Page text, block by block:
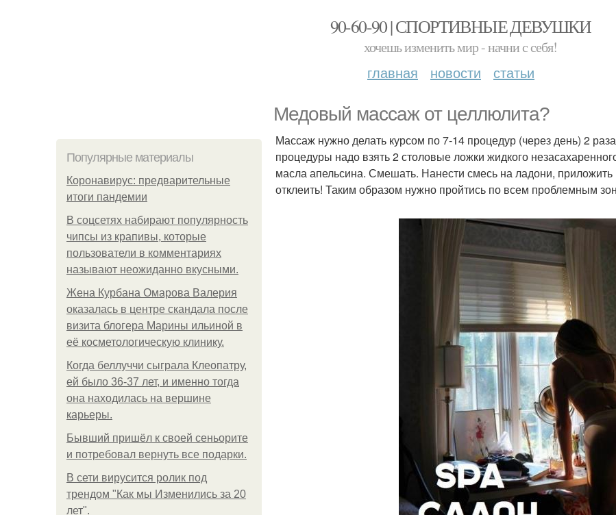
90-60-90 | СПОРТИВНЫЕ ДЕВУШКИ
хочешь изменить мир - начни с себя!
главная новости статьи
Медовый массаж от целлюлита?
Популярные материалы
Коронавирус: предварительные
итоги пандемии
В соцсетях набирают популярность
чипсы из крапивы, которые
пользователи в комментариях
называют неожиданно вкусными.
Жена Курбана Омарова Валерия
оказалась в центре скандала после
визита блогера Марины ильиной в
её косметологическую клинику.
Когда беллуччи сыграла Клеопатру,
ей было 36-37 лет, и именно тогда
она находилась на вершине
карьеры.
Бывший пришёл к своей сеньорите
и потребовал вернуть все подарки.
В сети вирусится ролик под
трендом "Как мы Изменились за 20
лет".
Массаж нужно делать курсом по 7-14 процедур (через день) 2
процедуры надо взять 2 столовые ложки жидкого
масла апельсина. Смешать. Нанести смесь на ладони,
отклеить! Таким образом нужно пройтись по всем проблемным